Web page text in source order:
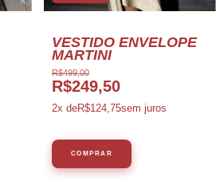
VESTIDO ENVELOPE
MARTINI
R$499,00
R$249,50
2x deR$124,75sem juros
COMPRAR